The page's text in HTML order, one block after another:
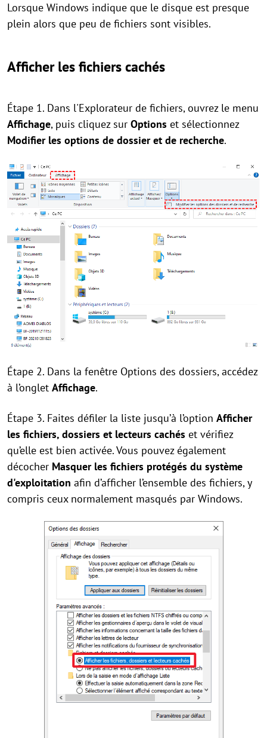
Lorsque Windows indique que le disque est presque
plein alors que peu de fichiers sont visibles.
Afficher les fichiers cachés
Étape 1. Dans l'Explorateur de fichiers, ouvrez le menu
Affichage, puis cliquez sur Options et sélectionnez
Modifier les options de dossier et de recherche.
Étape 2. Dans la fenêtre Options des dossiers, accédez
à l’onglet Affichage.
Étape 3. Faites défiler la liste jusqu’à l’option Afficher
les fichiers, dossiers et lecteurs cachés et vérifiez
qu’elle est bien activée. Vous pouvez également
décocher Masquer les fichiers protégés du système
d'exploitation afin d’afficher l’ensemble des fichiers, y
compris ceux normalement masqués par Windows.